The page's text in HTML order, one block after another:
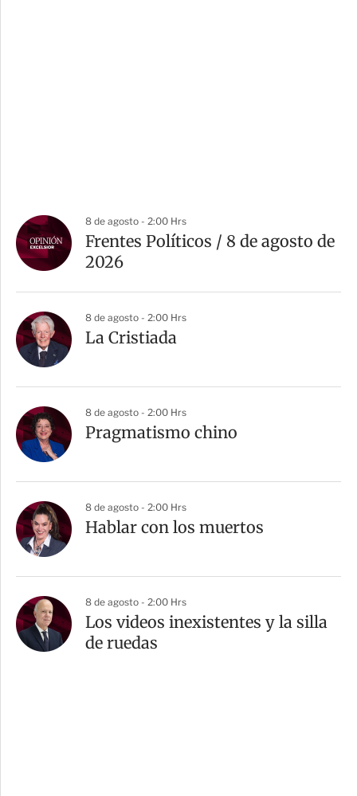
8 de agosto - 2:00 Hrs
Frentes Políticos / 8 de agosto de
2026
8 de agosto - 2:00 Hrs
La Cristiada
8 de agosto - 2:00 Hrs
Pragmatismo chino
8 de agosto - 2:00 Hrs
Hablar con los muertos
8 de agosto - 2:00 Hrs
Los videos inexistentes y la silla
de ruedas